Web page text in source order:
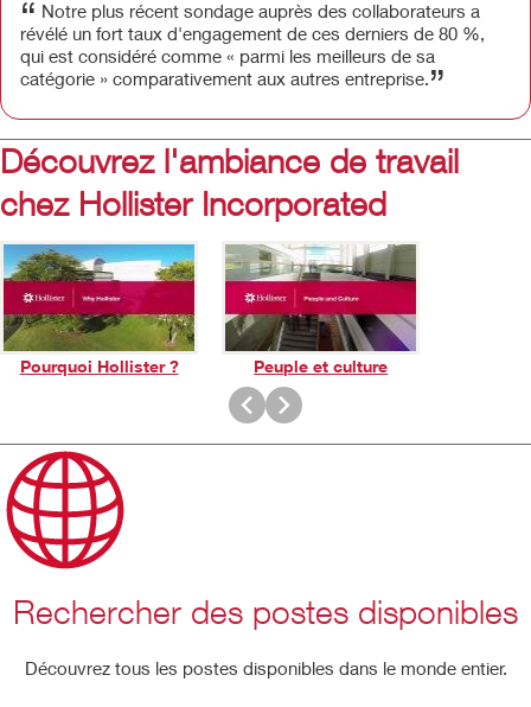
“ Notre plus récent sondage auprès des collaborateurs a
révélé un fort taux d'engagement de ces derniers de 80 %,
qui est considéré comme « parmi les meilleurs de sa
catégorie » comparativement aux autres entreprise.”
Découvrez l'ambiance de travail
chez Hollister Incorporated
Pourquoi Hollister ? Peuple et culture
Rechercher des postes disponibles
Découvrez tous les postes disponibles dans le monde entier.